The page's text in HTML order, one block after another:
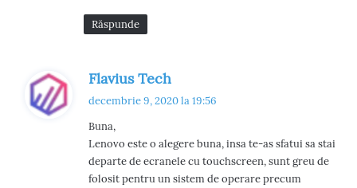
Răspunde
Flavius Tech
p
e
:
decembrie 9, 2020 la 19:56
Buna,
Lenovo este o alegere buna, insa te-as sfatui sa stai
departe de ecranele cu touchscreen, sunt greu de
folosit pentru un sistem de operare precum